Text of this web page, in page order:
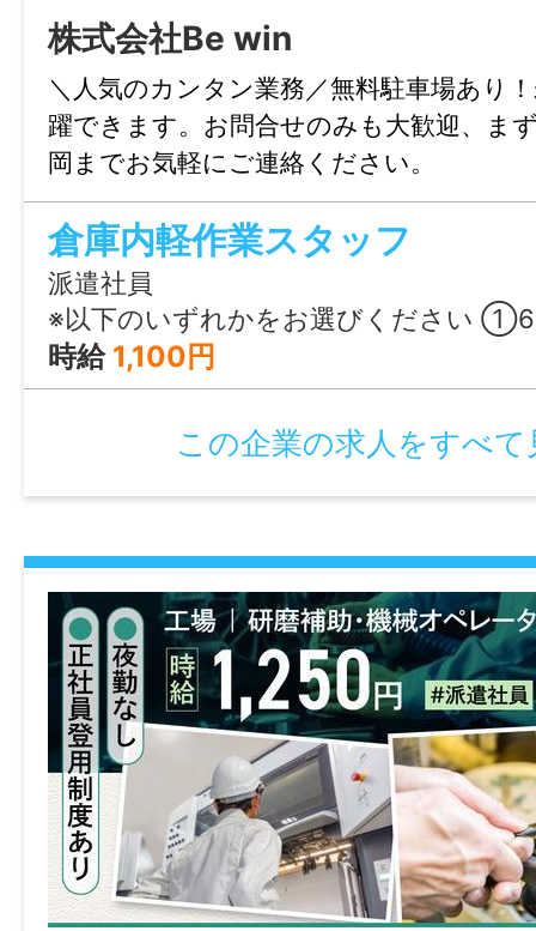
月平均：10時間以下
特記事項
・受動喫煙防止対策：屋内禁煙
・試用期間：なし
・雇用期間の定め：あり（3ヶ月）
・契約更新理由：あり（契約期間満了時の
績により判断）
・通算契約期間の上限または更新回数の上
上限とする）
・再雇用制度：なし
・北九州市八幡東区エリア
・無料駐車場あり
※詳細は、面談時にお伝えします。
《じょぶるのご紹介》
●あなたのご希望のお仕事を私たちがお探
●当社（株式会社Be win）が運営する「じ
は福岡の地域に特化した就職・転職サポー
す！
株式会社Be win
＼人気のカンタン業務／無料駐車場あり
躍できます。お問合せのみも大歓迎、ま
岡までお気軽にご連絡ください。
倉庫内軽作業スタッフ
派遣社員
※以下のいずれかをお選びください ①6:00～15:00 ②7:00～16:00
時給 1,100円
この企業の求人をすべて